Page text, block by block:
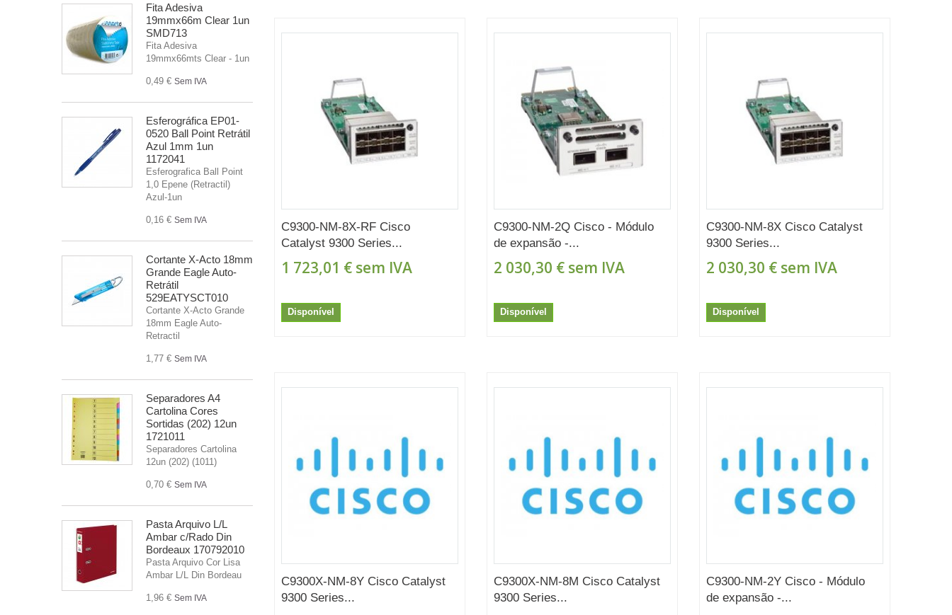
Fita Adesiva
19mmx66m Clear 1un
SMD713
Fita Adesiva
19mmx66mts Clear - 1un
0,49 € Sem IVA
Esferográfica EP01-
0520 Ball Point Retrátil
Azul 1mm 1un
1172041
Esferografica Ball Point
1,0 Epene (Retractil)
Azul-1un
0,16 € Sem IVA
Cortante X-Acto 18mm
Grande Eagle Auto-
Retrátil
529EATYSCT010
Cortante X-Acto Grande
18mm Eagle Auto-
Retractil
1,77 € Sem IVA
Separadores A4
Cartolina Cores
Sortidas (202) 12un
1721011
Separadores Cartolina
12un (202) (1011)
0,70 € Sem IVA
Pasta Arquivo L/L
Ambar c/Rado Din
Bordeaux 170792010
Pasta Arquivo Cor Lisa
Ambar L/L Din Bordeau
1,96 € Sem IVA
C9300-NM-8X-RF Cisco
Catalyst 9300 Series...
1 723,01 € sem IVA
Disponível
C9300-NM-2Q Cisco - Módulo
de expansão -...
2 030,30 €sem IVA
Disponível
C9300-NM-8X Cisco Catalyst
9300 Series...
2 030,30 €sem IVA
Disponível
C9300X-NM-8Y Cisco Catalyst
9300 Series...
C9300X-NM-8M Cisco Catalyst
9300 Series...
C9300-NM-2Y Cisco - Módulo
de expansão -...